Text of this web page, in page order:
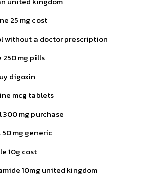
25 mg cost
without a doctor prescription
mg pills
digoxin
mcg tablets
mg purchase
mg generic
10g cost
10mg united kingdom